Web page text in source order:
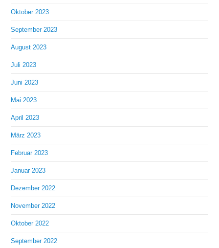
Oktober 2023
September 2023
August 2023
Juli 2023
Juni 2023
Mai 2023
April 2023
März 2023
Februar 2023
Januar 2023
Dezember 2022
November 2022
Oktober 2022
September 2022